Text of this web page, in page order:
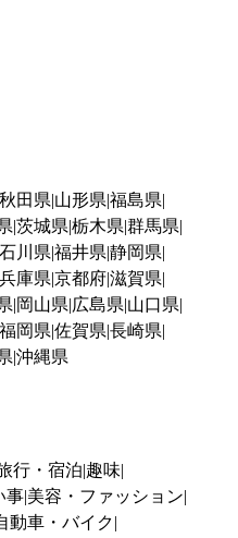
秋田県 山形県 福島県
茨城県 栃木県 群馬県
石川県 福井県 静岡県
兵庫県 京都府滋賀県
岡山県 広島県 山口県
福岡県 佐賀県 長崎県
沖縄県
行・宿泊 趣味
事 美容・ファッション
動車・バイク